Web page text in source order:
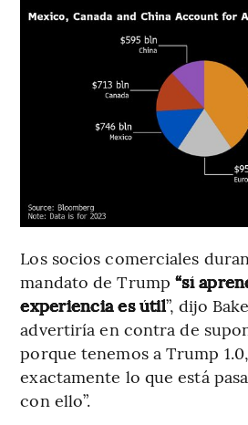
Los socios comerciales
mandato de Trump“sí
experiencia es útil”, dijo
advertiría en contra de
porque tenemos a Trump
exactamente lo que está
con ello”.